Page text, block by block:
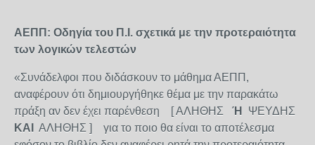
ΑΕΠΠ: Οδηγία του Π.Ι. σχετικά με την προτεραιότητα
των λογικών τελεστών
«Συνάδελφοι που διδάσκουν το μάθημα ΑΕΠΠ,
αναφέρουν ότι δημιουργήθηκε θέμα με την παρακάτω
πράξη αν δεν έχει παρένθεση [ ΑΛΗΘΗΣ
Ή
ΨΕΥΔΗΣ
ΚΑΙ
ΑΛΗΘΗΣ ] για το ποιο θα είναι το αποτέλεσμα